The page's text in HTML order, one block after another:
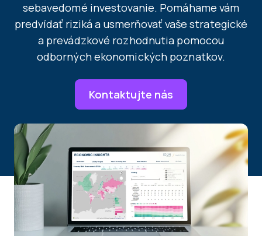
sebavedomé investovanie. Pomáhame vám
predvídať riziká a usmerňovať vaše strategické
a prevádzkové rozhodnutia pomocou
odborných ekonomických poznatkov.
Kontaktujte nás